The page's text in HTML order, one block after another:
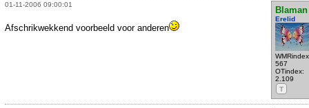
01-11-2006 09:00:01
Blaman
Erelid
567
OTindex:
2.109
T
Afschrikwekkend voorbeeld voor anderen